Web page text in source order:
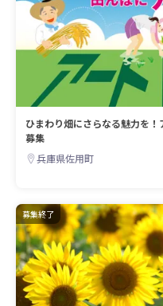
ひまわり畑にさらなる魅力を
募集
兵庫県佐用町
募集終了